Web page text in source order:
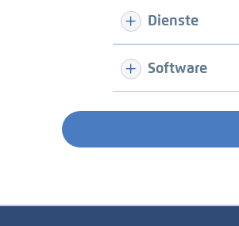
Dienste
Software